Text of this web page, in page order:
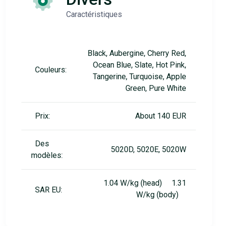
Caractéristiques
Couleurs:
Black, Aubergine, Cherry Red,
Ocean Blue, Slate, Hot Pink,
Tangerine, Turquoise, Apple
Green, Pure White
Prix: About 140 EUR
Des
modèles:
5020D, 5020E, 5020W
SAR EU:
1.04 W/kg (head) 1.31
W/kg (body)